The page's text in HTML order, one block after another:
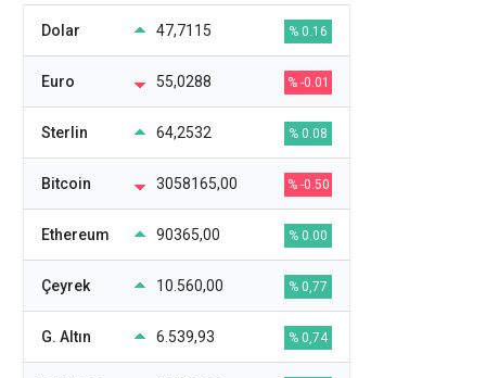
Dolar 47,7115 % 0.16
Euro 55,0288 % -0.01
Sterlin 64,2532 % 0.08
Bitcoin 3058165,00 % -0.50
Ethereum 90365,00 % 0.00
Çeyrek 10.560,00 % 0,77
G. Altın 6.539,93 % 0,74